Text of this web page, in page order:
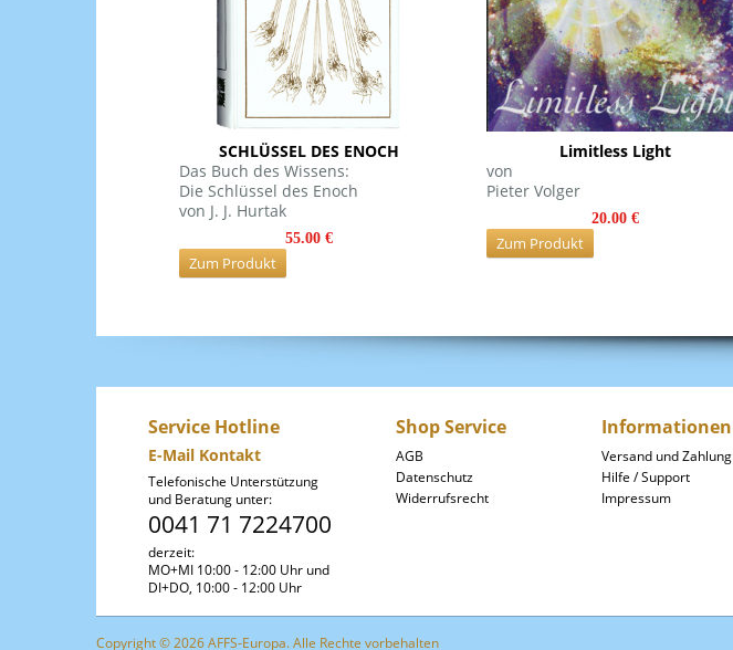
SCHLÜSSEL DES ENOCH
Das Buch des Wissens:
Die Schlüssel des Enoch
von J. J. Hurtak
55.00 €
Zum Produkt
Limitless Light
von
Pieter Volger
20.00 €
Zum Produkt
Service Hotline
E-Mail Kontakt
Telefonische Unterstützung
und Beratung unter:
0041 71 7224700
derzeit:
MO+MI 10:00 - 12:00 Uhr und
DI+DO, 10:00 - 12:00 Uhr
Shop Service
AGB
Datenschutz
Widerrufsrecht
Informationen
Versand und Zahlung
Hilfe / Support
Impressum
Copyright © 2026 AFFS-Europa. Alle Rechte vorbehalten